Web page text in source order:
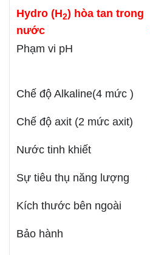
Hydro (H2) hòa tan trong
nước
Phạm vi pH
Chế độ Alkaline(4 mức )
Chế độ axit (2 mức axit)
Nước tinh khiết
Sự tiêu thụ năng lượng
Kích thước bên ngoài
Bảo hành